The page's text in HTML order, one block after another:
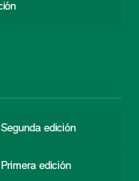
edición
edición